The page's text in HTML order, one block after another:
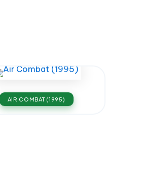
AIR COMBAT (1995)